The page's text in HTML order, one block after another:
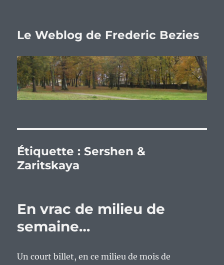
Le Weblog de Frederic Bezies
Étiquette : Sershen &
Zaritskaya
En vrac de milieu de
semaine…
Un court billet, en ce milieu de mois de